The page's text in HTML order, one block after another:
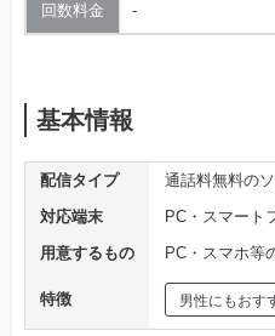
回数料金 ‐
基本情報
配信タイプ
通話料無料の
対応端末
PC・スマート
用意するもの
PC・スマホ等
特徴 男性にもおす